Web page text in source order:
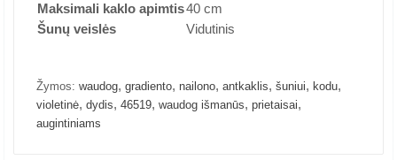
Maksimali kaklo apimtis40 cm
Šunų veislės
Vidutinis
Žymos: waudog, gradiento, nailono, antkaklis, šuniui, kodu,
violetinė, dydis, 46519, waudog išmanūs, prietaisai,
augintiniams